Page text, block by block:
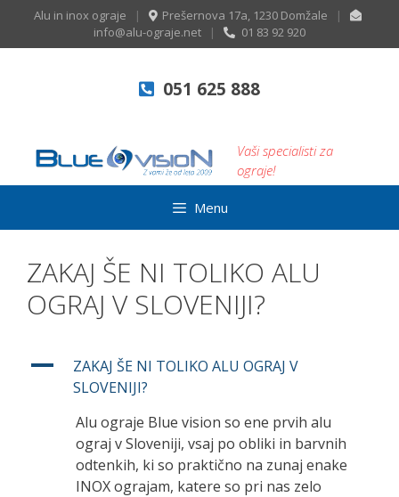
content
Alu in inox ograje | Prešernova 17a, 1230 Domžale
|
info@alu-ograje.net
| 01 83 92 920
051 625 888
Vaši specialisti za
ograje!
Menu
ZAKAJ ŠE NI TOLIKO ALU
OGRAJ V SLOVENIJI?
A
ZAKAJ ŠE NI TOLIKO ALU OGRAJ V
SLOVENIJI?
Alu ograje Blue vision so ene prvih alu
ograj v Sloveniji, vsaj po obliki in barvnih
odtenkih, ki so praktično na zunaj enake
INOX ograjam, katere so pri nas zelo